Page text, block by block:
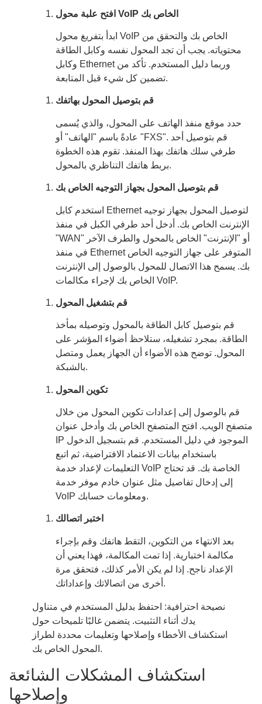
ابدأ بتفريغ محول VoIP الخاص بك والتحقق من
محتوياته. يجب أن تجد المحول نفسه وكابل الطاقة
وكابل Ethernet وربما دليل المستخدم. تأكد من
تضمين كل شيء قبل المتابعة.
قم بتوصيل المحول بهاتفك
حدد موقع منفذ الهاتف على المحول، والذي يُسمى
عادةً باسم "الهاتف" أو "FXS". قم بتوصيل أحد
طرفي سلك هاتفك بهذا المنفذ. تقوم هذه الخطوة
بربط هاتفك التناظري بالمحول.
قم بتوصيل المحول بجهاز التوجيه الخاص بك
استخدم كابل Ethernet لتوصيل المحول بجهاز توجيه
الإنترنت الخاص بك. أدخل أحد طرفي الكبل في منفذ
"WAN" أو "الإنترنت" الخاص بالمحول والطرف الآخر
في منفذ Ethernet المتوفر على جهاز التوجيه الخاص
بك. يسمح هذا الاتصال للمحول بالوصول إلى الإنترنت
الخاص بك لإجراء مكالمات VoIP.
قم بتشغيل المحول
قم بتوصيل كابل الطاقة بالمحول وتوصيله بمأخذ
الطاقة. بمجرد تشغيله، ستلاحظ أضواء المؤشر على
المحول. توضح هذه الأضواء أن الجهاز يعمل ومتصل
بالشبكة.
تكوين المحول
قم بالوصول إلى إعدادات تكوين المحول من خلال
متصفح الويب. افتح المتصفح الخاص بك وأدخل عنوان
IP الموجود في دليل المستخدم. قم بتسجيل الدخول
باستخدام بيانات الاعتماد الافتراضية، ثم اتبع
التعليمات لإعداد خدمة VoIP الخاصة بك. قد تحتاج
إلى إدخال تفاصيل مثل عنوان خادم موفر خدمة
VoIP ومعلومات حسابك.
اختبر اتصالك
بعد الانتهاء من التكوين، التقط هاتفك وقم بإجراء
مكالمة اختبارية. إذا تمت المكالمة، فهذا يعني أن
الإعداد ناجح. إذا لم يكن الأمر كذلك، فتحقق مرة
أخرى من اتصالاتك وإعداداتك.
نصيحة احترافية: احتفظ بدليل المستخدم في متناول
يدك أثناء التثبيت. يتضمن غالبًا تلميحات حول
استكشاف الأخطاء وإصلاحها وتعليمات محددة لطراز
المحول الخاص بك.
استكشاف المشكلات الشائعة
وإصلاحها